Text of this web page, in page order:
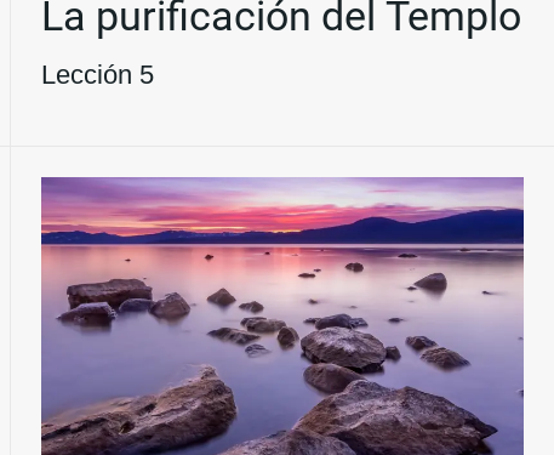
La purificación del Templo
Lección 5